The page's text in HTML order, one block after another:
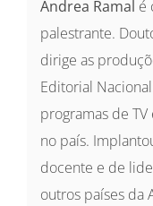
Andrea Ramal é
palestrante.
dirige as
Editorial
programas de
no país.
docente e de
outros países da